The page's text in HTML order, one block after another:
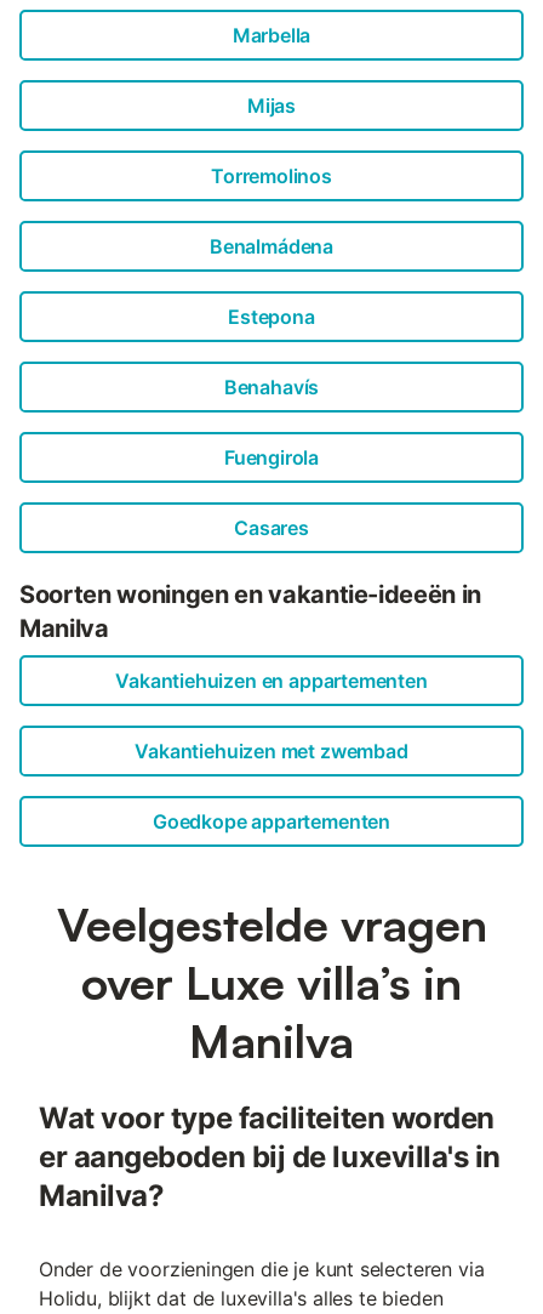
Marbella
Mijas
Torremolinos
Benalmádena
Estepona
Benahavís
Fuengirola
Casares
Soorten woningen en vakantie-ideeën in
Manilva
Vakantiehuizen en appartementen
Vakantiehuizen met zwembad
Goedkope appartementen
Veelgestelde vragen
over Luxe villa’s in
Manilva
Wat voor type faciliteiten worden
er aangeboden bij de luxevilla's in
Manilva?
Onder de voorzieningen die je kunt selecteren via
Holidu, blijkt dat de luxevilla's alles te bieden